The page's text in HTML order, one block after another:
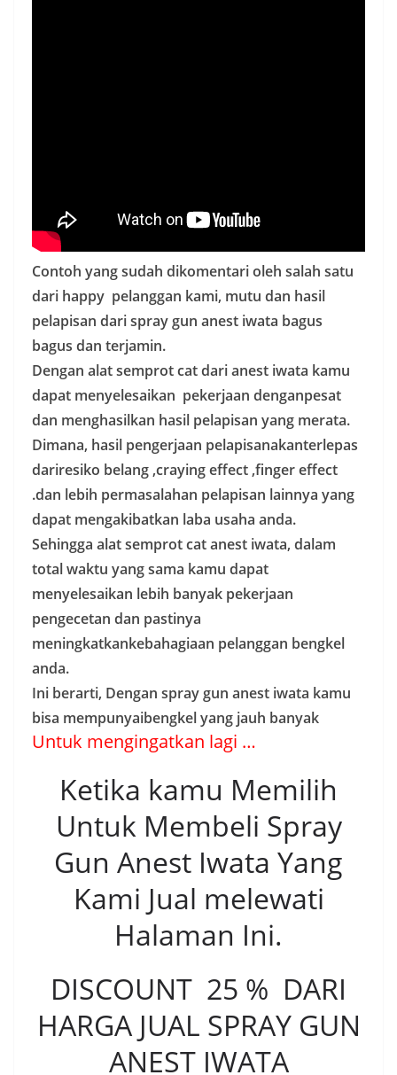
Contoh yang sudah dikomentari oleh salah satu
dari happy pelanggan kami, mutu dan hasil
pelapisan dari spray gun anest iwata bagus
bagus dan terjamin.
Dengan alat semprot cat dari anest iwata kamu
dapat menyelesaikan pekerjaan denganpesat
dan menghasilkan hasil pelapisan yang merata.
Dimana, hasil pengerjaan pelapisanakanterlepas
dariresiko belang ,craying effect ,finger effect
.dan lebih permasalahan pelapisan lainnya yang
dapat mengakibatkan laba usaha anda.
Sehingga alat semprot cat anest iwata, dalam
total waktu yang sama kamu dapat
menyelesaikan lebih banyak pekerjaan
pengecetan dan pastinya
meningkatkankebahagiaan pelanggan bengkel
anda.
Ini berarti, Dengan spray gun anest iwata kamu
bisa mempunyaibengkel yang jauh banyak
Untuk mengingatkan lagi …
Ketika kamu Memilih
Untuk Membeli Spray
Gun Anest Iwata Yang
Kami Jual melewati
Halaman Ini.
DISCOUNT 25 % DARI
HARGA JUAL SPRAY GUN
ANEST IWATA